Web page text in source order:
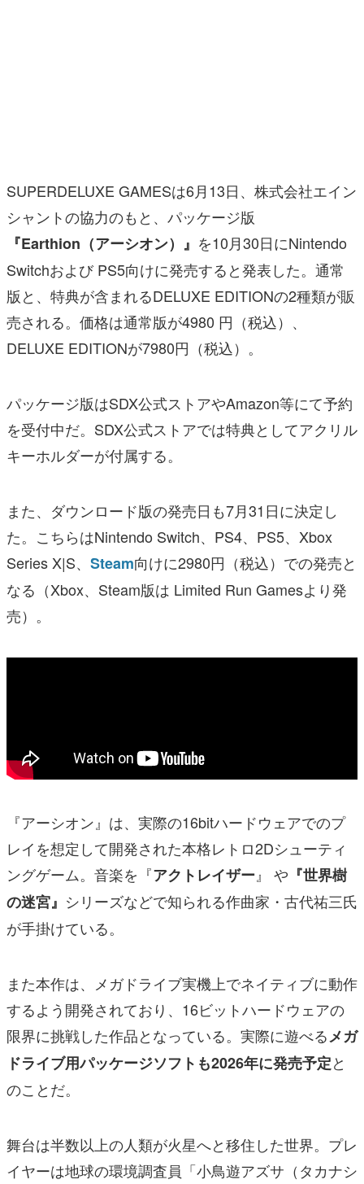
その他
電ファミニコゲーマーとは？
運営：株式会社マレ
SUPERDELUXE GAMESは6月13日、株式会社エイン
シャントの協力のもと、パッケージ版
『Earthion（アーシオン）』 を10月30日にNintendo
Switchおよび PS5向けに発売すると発表した。通常
版と、特典が含まれるDELUXE EDITIONの2種類が販
売される。価格は通常版が4980 円（税込）、
DELUXE EDITIONが7980円（税込）。
パッケージ版はSDX公式ストアやAmazon等にて予約
を受付中だ。SDX公式ストアでは特典としてアクリル
キーホルダーが付属する。
また、ダウンロード版の発売日も7月31日に決定し
た。こちらはNintendo Switch、PS4、PS5、Xbox
Series X|S、 Steam向けに2980円（税込）での発売と
なる（Xbox、Steam版は Limited Run Gamesより発
売）。
『アーシオン』は、実際の16bitハードウェアでのプ
レイを想定して開発された本格レトロ2Dシューティ
ングゲーム。音楽を『アクトレイザー』 や 『世界樹
の迷宮』 シリーズなどで知られる作曲家・古代祐三氏
が手掛けている。
また本作は、メガドライブ実機上でネイティブに動作
するよう開発されており、16ビットハードウェアの
限界に挑戦した作品となっている。実際に遊べるメガ
ドライブ用パッケージソフトも2026年に発売予定と
のことだ。
舞台は半数以上の人類が火星へと移住した世界。プレ
イヤーは地球の環境調査員「小鳥遊アズサ（タカナシ